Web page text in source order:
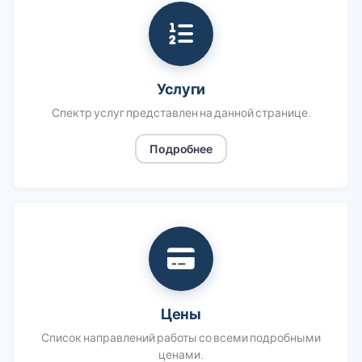
Услуги
Спектр услуг представлен на данной странице.
Подробнее
Цены
Список направлений работы со всеми подробными
ценами.